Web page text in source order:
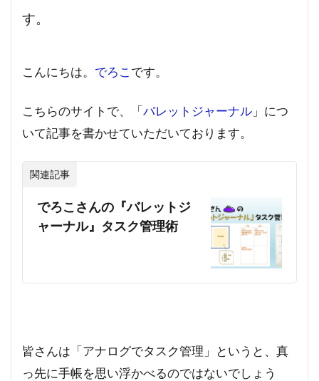
す。
こんにちは。 でろこ です。
こちらのサイトで、「バレットジャーナル 」につ
いて記事を書かせていただいております。
関連記事
でろこさんの『バレットジ
ャーナル』タスク管理術
皆さんは「アナログでタスク管理」というと、真
っ先に手帳を思い浮かべるのではないでしょう